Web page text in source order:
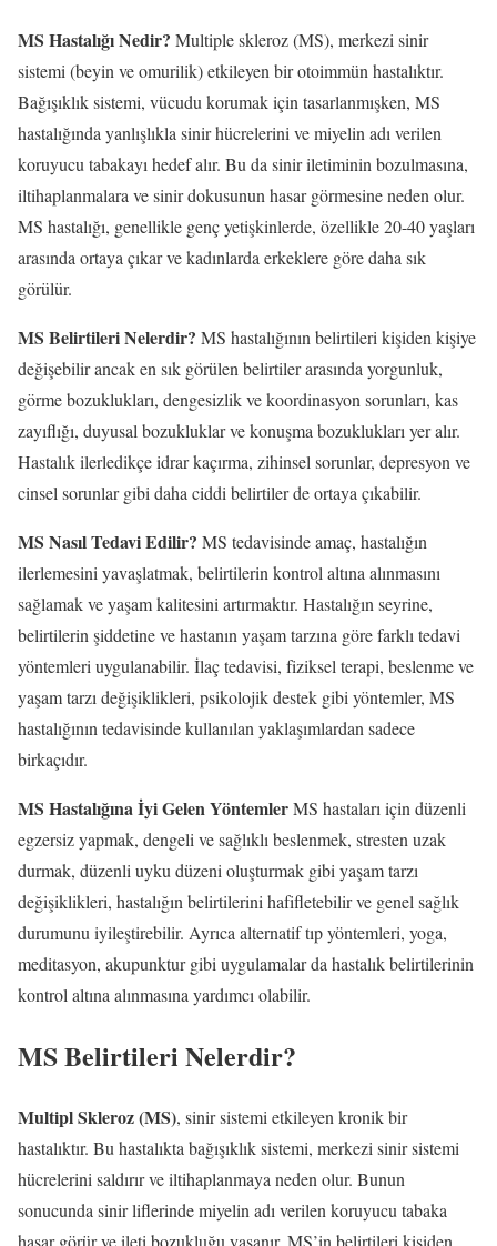
MS Hastalığı Nedir? Multiple skleroz (MS), merkezi sinir
sistemi (beyin ve omurilik) etkileyen bir otoimmün hastalıktır.
Bağışıklık sistemi, vücudu korumak için tasarlanmışken, MS
hastalığında yanlışlıkla sinir hücrelerini ve miyelin adı verilen
koruyucu tabakayı hedef alır. Bu da sinir iletiminin bozulmasına,
iltihaplanmalara ve sinir dokusunun hasar görmesine neden olur.
MS hastalığı, genellikle genç yetişkinlerde, özellikle 20-40 yaşları
arasında ortaya çıkar ve kadınlarda erkeklere göre daha sık
görülür.
MS Belirtileri Nelerdir? MS hastalığının belirtileri kişiden kişiye
değişebilir ancak en sık görülen belirtiler arasında yorgunluk,
görme bozuklukları, dengesizlik ve koordinasyon sorunları, kas
zayıflığı, duyusal bozukluklar ve konuşma bozuklukları yer alır.
Hastalık ilerledikçe idrar kaçırma, zihinsel sorunlar, depresyon ve
cinsel sorunlar gibi daha ciddi belirtiler de ortaya çıkabilir.
MS Nasıl Tedavi Edilir? MS tedavisinde amaç, hastalığın
ilerlemesini yavaşlatmak, belirtilerin kontrol altına alınmasını
sağlamak ve yaşam kalitesini artırmaktır. Hastalığın seyrine,
belirtilerin şiddetine ve hastanın yaşam tarzına göre farklı tedavi
yöntemleri uygulanabilir. İlaç tedavisi, fiziksel terapi, beslenme ve
yaşam tarzı değişiklikleri, psikolojik destek gibi yöntemler, MS
hastalığının tedavisinde kullanılan yaklaşımlardan sadece
birkaçıdır.
MS Hastalığına İyi Gelen YöntemlerMS hastaları için düzenli
egzersiz yapmak, dengeli ve sağlıklı beslenmek, stresten uzak
durmak, düzenli uyku düzeni oluşturmak gibi yaşam tarzı
değişiklikleri, hastalığın belirtilerini hafifletebilir ve genel sağlık
durumunu iyileştirebilir. Ayrıca alternatif tıp yöntemleri, yoga,
meditasyon, akupunktur gibi uygulamalar da hastalık belirtilerinin
kontrol altına alınmasına yardımcı olabilir.
MS Belirtileri Nelerdir?
Multipl Skleroz (MS), sinir sistemi etkileyen kronik bir
hastalıktır. Bu hastalıkta bağışıklık sistemi, merkezi sinir sistemi
hücrelerini saldırır ve iltihaplanmaya neden olur. Bunun
sonucunda sinir liflerinde miyelin adı verilen koruyucu tabaka
hasar görür ve ileti bozukluğu yaşanır. MS’in belirtileri kişiden